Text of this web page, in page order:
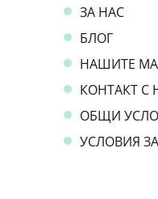
ЗА НАС
БЛОГ
НАШИТЕ
КОНТАКТ С
ОБЩИ
УСЛОВИЯ